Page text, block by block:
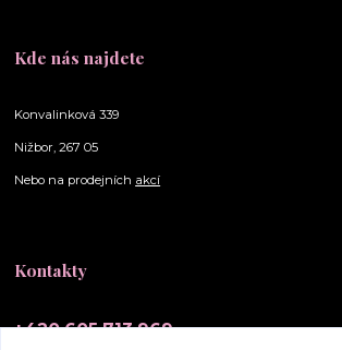
Kde nás najdete
Konvalinková 339
Nižbor, 267 05
Nebo na prodejních akcí
Kontakty
+420 605 713 969